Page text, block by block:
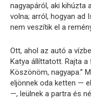
nagyapáról, aki kihúzta
volna; arról, hogyan ad
nem veszítik el a
Ott, ahol az autó a
Katya állíttatott. Rajta
Köszönöm, nagyapa.”
eljönnek oda ketten —
—, leülnek a partra és